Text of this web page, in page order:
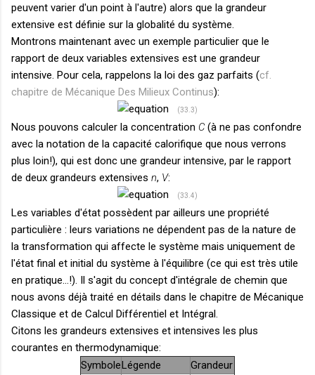
peuvent varier d'un point à l'autre) alors que la grandeur
extensive est définie sur la globalité du système.
Montrons maintenant avec un exemple particulier que le
rapport de deux variables extensives est une grandeur
intensive. Pour cela, rappelons la loi des gaz parfaits (cf.
chapitre de Mécanique Des Milieux Continus):
(33.3)
Nous pouvons calculer la concentration C (à ne pas confondre
avec la notation de la capacité calorifique que nous verrons
plus loin!), qui est donc une grandeur intensive, par le rapport
de deux grandeurs extensives n, V:
(33.4)
Les variables d'état possèdent par ailleurs une propriété
particulière : leurs variations ne dépendent pas de la nature de
la transformation qui affecte le système mais uniquement de
l'état final et initial du système à l'équilibre (ce qui est très utile
en pratique...!). Il s'agit du concept d'intégrale de chemin que
nous avons déjà traité en détails dans le chapitre de Mécanique
Classique et de Calcul Différentiel et Intégral.
Citons les grandeurs extensives et intensives les plus
courantes en thermodynamique:
Symbole Légende
Grandeur